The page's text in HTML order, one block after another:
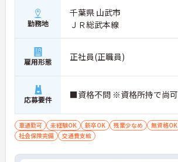
勤務地
千葉県 山武市
ＪＲ総武本線
雇用形態 正社員(正職員)
応募要件 ■資格不問 ※資格所持で尚可
車通勤可 未経験OK 新卒OK 残業少なめ 無資格OK
社会保険完備
交通費支給